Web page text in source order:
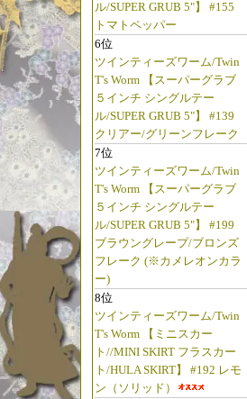
ル/SUPER GRUB 5"】 #155
トマトペッパー
6位
ツインティーズワーム/Twin
T's Worm 【スーパーグラブ
５インチ シングルテー
ル/SUPER GRUB 5"】 #139
クリアー/グリーンフレーク
7位
ツインティーズワーム/Twin
T's Worm 【スーパーグラブ
５インチ シングルテー
ル/SUPER GRUB 5"】 #199
ブラウングレープ/ブロンズ
フレーク (※カメレオンカラ
ー)
8位
ツインティーズワーム/Twin
T's Worm 【ミニスカー
ト//MINI SKIRT フラスカー
ト/HULA SKIRT】 #192 レモ
ン（ソリッド）